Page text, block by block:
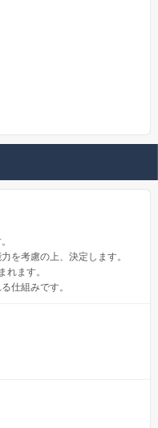
を考慮の上、決定します。
ます。
仕組みです。